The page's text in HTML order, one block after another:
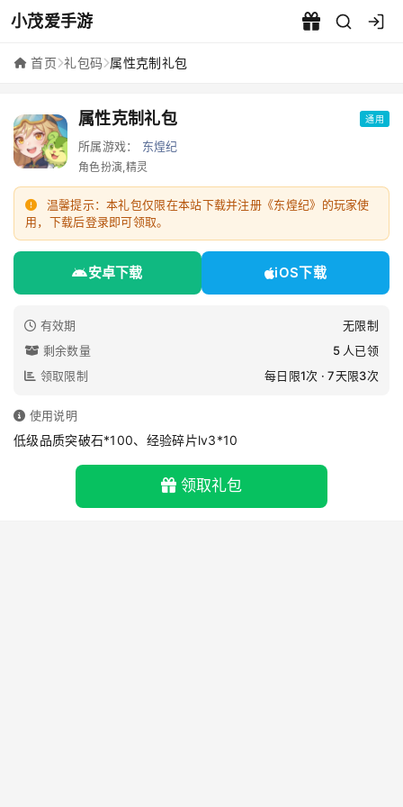
小茂爱手游
属性克制礼包 - 小茂爱手游
首页 礼包码 属性克制礼包
属性克制礼包 通用
所属游戏： 东煌纪
角色扮演,精灵
温馨提示：本礼包仅限在本站下载并注册《东煌纪》的玩家使
用，下载后登录即可领取。
安卓下载 iOS下载
有效期
无限制
剩余数量
5 人已领
领取限制
每日限1次 · 7天限3次
使用说明
低级品质突破石*100、经验碎片lv3*10
领取礼包